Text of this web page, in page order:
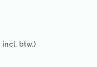
incl. btw.)